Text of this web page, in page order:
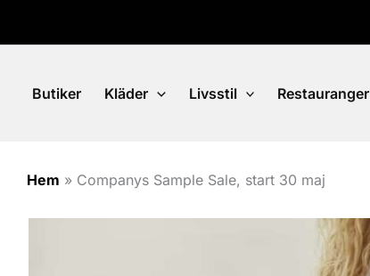
Butiker Kläder Livsstil Restauranger
Hem » Companys Sample Sale, start 30 maj